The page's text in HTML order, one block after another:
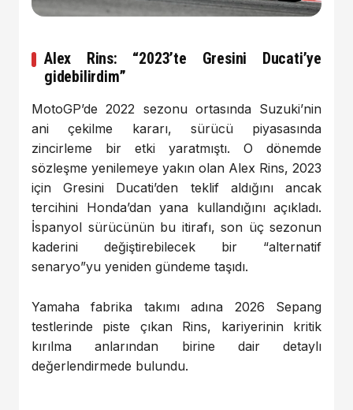
Alex Rins: “2023’te Gresini Ducati’ye
gidebilirdim”
MotoGP’de 2022 sezonu ortasında Suzuki’nin
ani çekilme kararı, sürücü piyasasında
zincirleme bir etki yaratmıştı. O dönemde
sözleşme yenilemeye yakın olan Alex Rins, 2023
için Gresini Ducati’den teklif aldığını ancak
tercihini Honda’dan yana kullandığını açıkladı.
İspanyol sürücünün bu itirafı, son üç sezonun
kaderini değiştirebilecek bir “alternatif
senaryo”yu yeniden gündeme taşıdı.
Yamaha fabrika takımı adına 2026 Sepang
testlerinde piste çıkan Rins, kariyerinin kritik
kırılma anlarından birine dair detaylı
değerlendirmede bulundu.